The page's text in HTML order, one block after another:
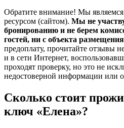
Обратите внимание! Мы
ресурсом (сайтом). Мы не
бронированию и не берем
гостей, ни с объекта размещения
предоплату, прочитайте отзывы
и в сети Интернет,
проходят проверку, но это не
недостоверной информации или
Сколько стоит
ключ «Елена»?